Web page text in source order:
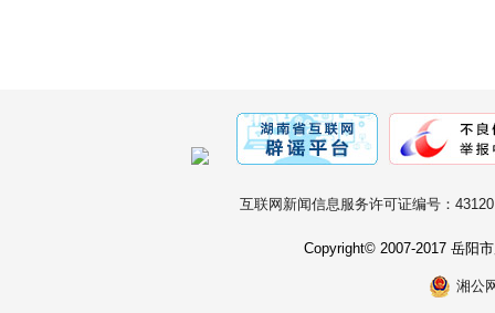
互联网新闻信息服务许可证编号：
Copyright© 2007-2017 岳阳
湘公